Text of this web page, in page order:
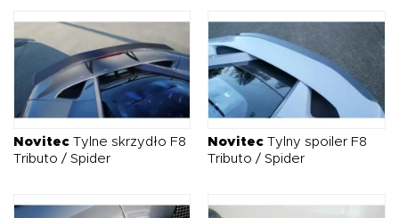
Novitec Tylne skrzydło F8
Tributo / Spider
Novitec Tylny spoiler F8
Tributo / Spider